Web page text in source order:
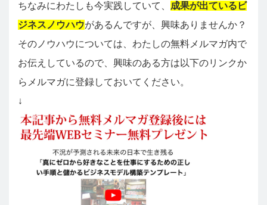
ちなみにわたしも今実践していて、 成果が出ているビ
ジネスノウハウがあるんですが、興味ありませんか？
そのノウハウについては、わたしの無料メルマガ内で
お伝えしているので、興味のある方は以下のリンクか
らメルマガに登録しておいてください。
↓